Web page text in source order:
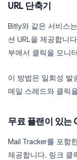
URL 단축기
Bitly와 같은 서비스
션 URL을 제공합니
부에서 클릭을 모니
이 방법은 일회성 발
메일 스레드와 클릭
무료 플랜이 있는
Mail Tracker를 포함
제공합니다. 링크 클